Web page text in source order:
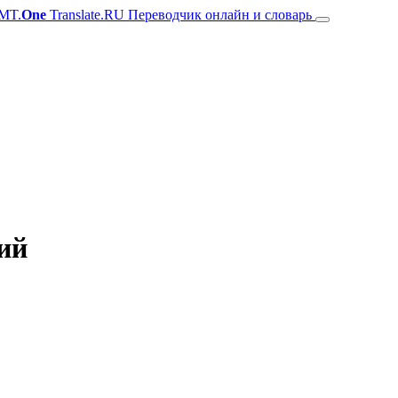
One Translate.RU Переводчик онлайн и словарь